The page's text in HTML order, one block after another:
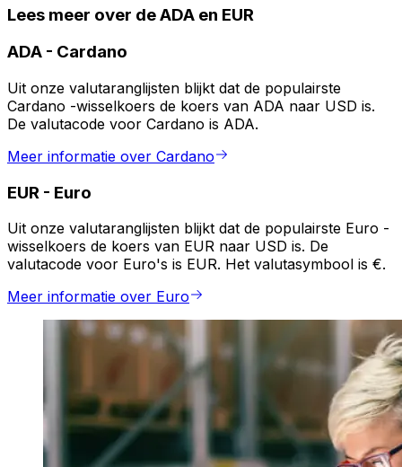
Lees meer over de ADA en EUR
ADA - Cardano
Uit onze valutaranglijsten blijkt dat de populairste
Cardano -wisselkoers de koers van ADA naar USD is.
De valutacode voor Cardano is ADA.
Meer informatie over Cardano
EUR - Euro
Uit onze valutaranglijsten blijkt dat de populairste Euro -
wisselkoers de koers van EUR naar USD is. De
valutacode voor Euro's is EUR. Het valutasymbool is €.
Meer informatie over Euro